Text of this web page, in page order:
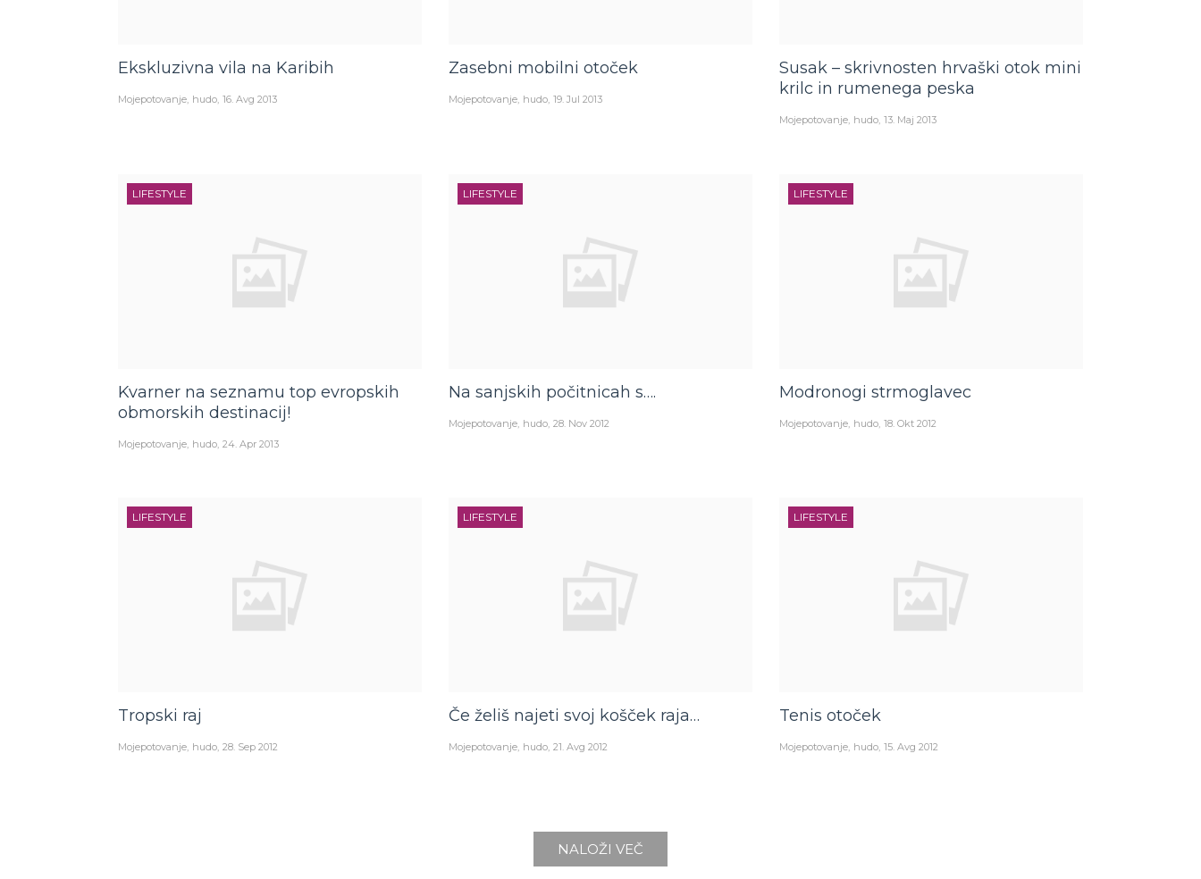
Ekskluzivna vila na Karibih
Mojepotovanje hudo 16. Avg 2013
Zasebni mobilni otoček
Mojepotovanje hudo 19. Jul 2013
Susak – skrivnosten hrvaški otok mini
krilc in rumenega peska
Mojepotovanje hudo 13. Maj 2013
LIFESTYLE
Kvarner na seznamu top evropskih
obmorskih destinacij!
Mojepotovanje hudo 24. Apr 2013
LIFESTYLE
Na sanjskih počitnicah s….
Mojepotovanje hudo 28. Nov 2012
LIFESTYLE
Modronogi strmoglavec
Mojepotovanje hudo 18. Okt 2012
LIFESTYLE
Tropski raj
Mojepotovanje hudo 28. Sep 2012
LIFESTYLE
Če želiš najeti svoj košček raja…
Mojepotovanje hudo 21. Avg 2012
LIFESTYLE
Tenis otoček
Mojepotovanje hudo 15. Avg 2012
NALOŽI VEČ